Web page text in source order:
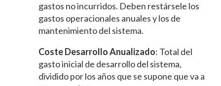
gastos no incurridos. Deben restársele los
gastos operacionales anuales y los de
mantenimiento del sistema.
Coste Desarrollo Anualizado: Total del
gasto inicial de desarrollo del sistema,
dividido por los años que se supone que va a